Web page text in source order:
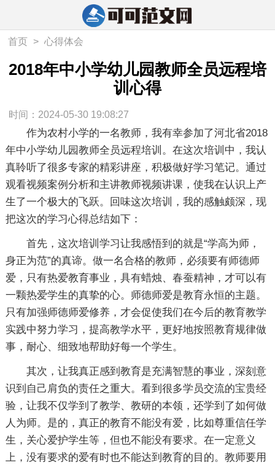
首页 > 心得体会
2018年中小学幼儿园教师全员远程培
训心得
时间：2024-05-30 19:08:27
作为农村小学的一名教师，我有幸参加了河北省2018
年中小学幼儿园教师全员远程培训。在这次培训中，我认
真聆听了很多专家的精彩讲座，积极做好学习笔记。通过
观看视频案例分析和主讲教师视频讲课，使我在认识上产
生了一个极大的飞跃。回味这次培训，我的感触颇深，现
把这次的学习心得总结如下：
首先，这次培训学习让我感悟到的就是“学高为师，
身正为范”的真谛。做一名合格的教师，必须要有师德师
爱，只有热爱教育事业，具有蜡烛、春蚕精神，才可以有
一颗热爱学生的真挚的心。师德师爱是教育永恒的主题。
只有加强师德师爱修养，才会促使我们在今后的教育教学
实践中努力学习，提高教学水平，更好地按照教育规律做
事，耐心、细致地帮助好每一个学生。
其次，让我真正感到教育是充满智慧的事业，深刻意
识到自己肩负的责任之重大。看到很多学员交流的宝贵经
验，让我不仅学到了教学、教研的本领，还学到了如何做
人为师。是的，真正的教育不能没有爱，比如尊重信任学
生，关心爱护学生等，但也不能没有要求。在一定意义
上，没有要求的爱有时也不能达到教育的目的。教师要用